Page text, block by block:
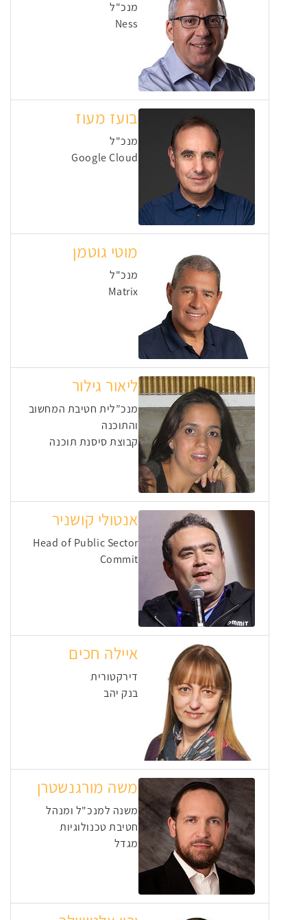
מנכ"ל
Ness
בועז מעוז
מנכ"ל
Google Cloud
מוטי גוטמן
מנכ"ל
Matrix
ליאור גילור
מנכ”לית חטיבת המחשוב
והתוכנה
קבוצת סיסנת תוכנה
אנטולי קושניר
Head of Public Sector
Commit
איילה חכים
דירקטורית
בנק יהב
משה מורגנשטרן
משנה למנכ"ל ומנהל
חטיבת טכנולוגיות
מגדל